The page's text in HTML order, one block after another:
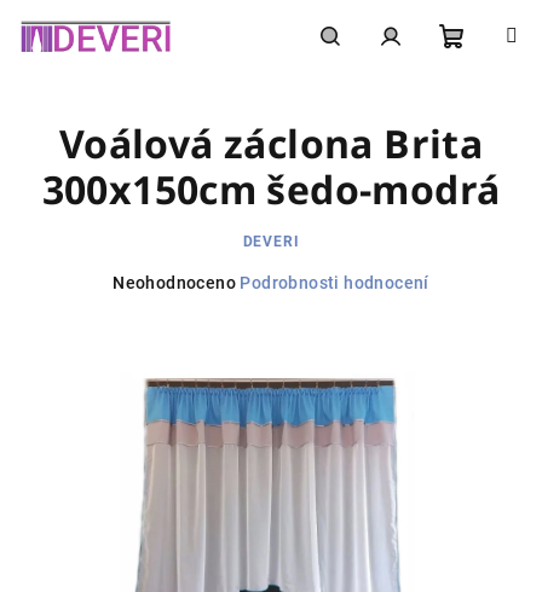
košík
Voálová záclona Brita
300x150cm šedo-modrá
DEVERI
Průměrné
hvězdiček.
Neohodnoceno Podrobnosti hodnocení